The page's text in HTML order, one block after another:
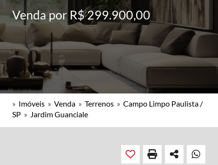
Venda por R$ 299.900,00
» Imóveis » Venda » Terrenos » Campo Limpo Paulista /
SP » Jardim Guanciale